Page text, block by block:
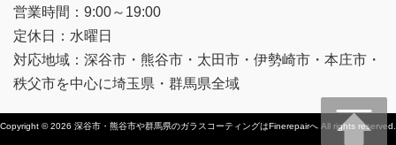
営業時間：9:00～19:00
定休日：水曜日
対応地域：深谷市・熊谷市・太田市・伊勢崎市・本庄市・
秩父市を中心に埼玉県・群馬県全域
Copyright © 2026 深谷市・熊谷市や群馬県のガラスコーティングはFinerepairへ All rights reserved.